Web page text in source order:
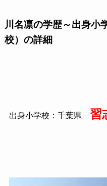
川名凛の学歴～出身小
校）の詳細
出身小学校：千葉県 習